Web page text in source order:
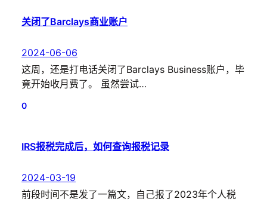
关闭了Barclays商业账户
2024-06-06
这周，还是打电话关闭了Barclays Business账户，毕
竟开始收月费了。 虽然尝试…
0
IRS报税完成后，如何查询报税记录
2024-03-19
前段时间不是发了一篇文，自己报了2023年个人税